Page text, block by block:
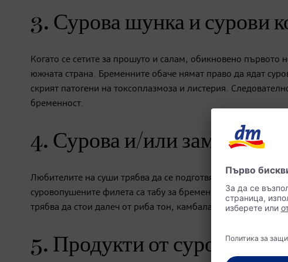
3. Сурова шунка и сурови
Когато се сетите за прошуто и салам, обикновено
южната страна. Бременните обаче нямат право да ядат
скрият патогени на токсоплазмоза и листерия.
бременност.
4. Сурова и/или замърсена
Любителите на суши трябва да се подготвят за
суровопушените филета са табу за бременните.
трябва да стои далеч от риба тон, камбала или риба меч -
5. Продукти от сурово